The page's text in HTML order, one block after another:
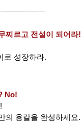
찌르고 전설이 되어라!
로 성장하라.
No!
의 용칼을 완성하세요.